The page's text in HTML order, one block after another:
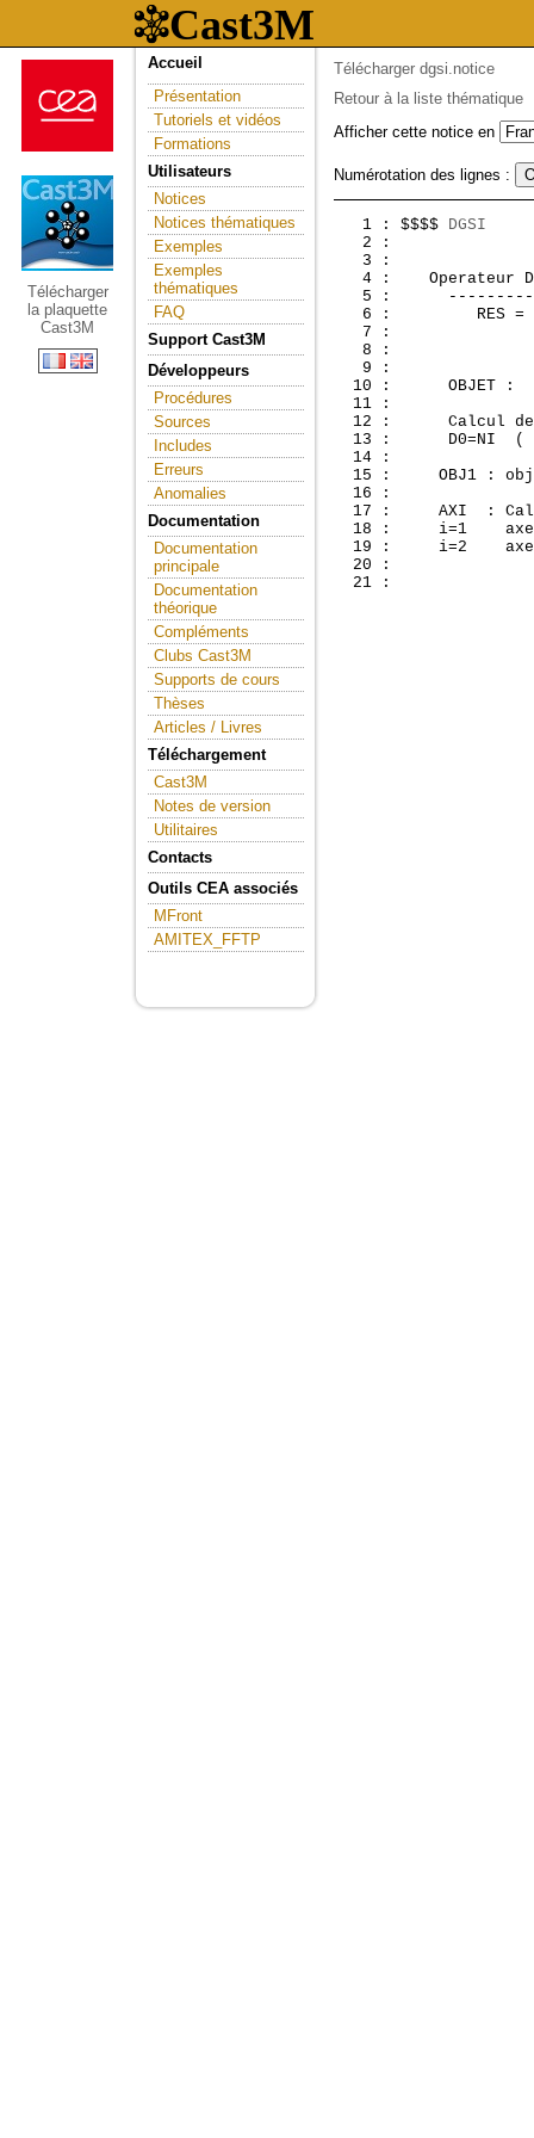
Télécharger
la plaquette
Cast3M
Accueil
Présentation
Tutoriels et vidéos
Formations
Utilisateurs
Notices
Notices thématiques
Exemples
Exemples
thématiques
FAQ
Support Cast3M
Développeurs
Procédures
Sources
Includes
Erreurs
Anomalies
Documentation
Documentation
principale
Documentation
théorique
Compléments
Clubs Cast3M
Supports de cours
Thèses
Articles / Livres
Téléchargement
Cast3M
Notes de version
Utilitaires
Contacts
Outils CEA associés
MFront
AMITEX_FFTP
Télécharger dgsi.notice
Retour à la liste thématique
Afficher cette notice en
Numérotation des lignes :
   1 : $$$$
DGSI
2 :
   3 :
   4 :
5 :
6 :         RES =
   7 :
   8 :
   9 :
  10 :      OBJET :
  11 :
12 :      Calcul
13 :      D0=NI
  14 :
15 :     OBJ1 :
  16 :
17 :     AXI  :
18 :     i=1
19 :     i=2
  20 :